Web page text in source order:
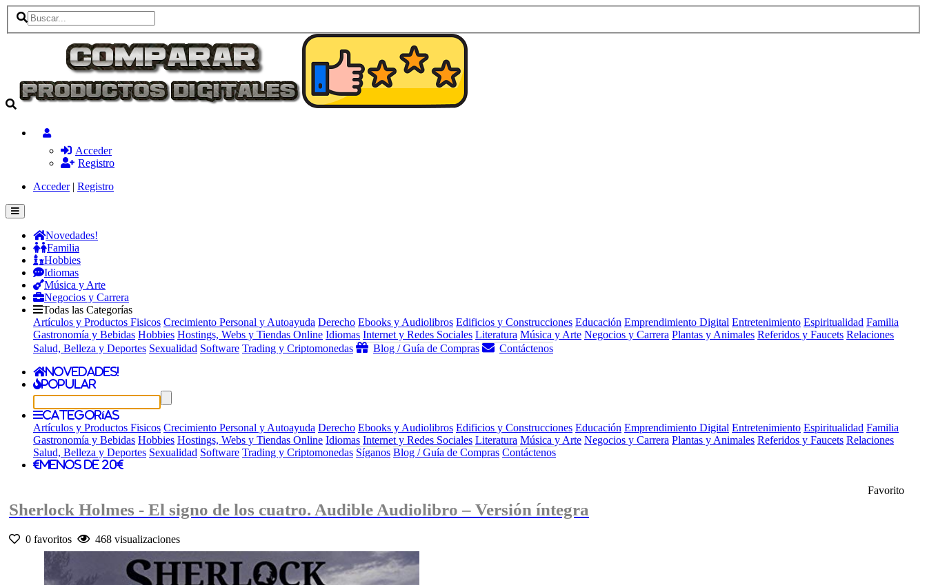
Acceder
Registro
Acceder| Registro
Novedades!
Familia
Hobbies
Idiomas
Música y Arte
Negocios y Carrera
Todas las Categorías
Artículos y Productos Fisicos Crecimiento Personal y Autoayuda Derecho Ebooks y Audiolibros Edificios y Construcciones Educación Emprendimiento Digital Entretenimiento Espiritualidad Familia
Gastronomía y Bebidas Hobbies Hostings, Webs y Tiendas Online Idiomas Internet y Redes Sociales Literatura Música y Arte Negocios y Carrera Plantas y Animales Referidos y Faucets Relaciones
Salud, Belleza y Deportes Sexualidad Software Trading y Criptomonedas Blog / Guía de Compras Contáctenos
Novedades!
Popular
Categorías
Artículos y Productos Fisicos Crecimiento Personal y Autoayuda Derecho Ebooks y Audiolibros Edificios y Construcciones Educación Emprendimiento Digital Entretenimiento Espiritualidad Familia
Gastronomía y Bebidas Hobbies Hostings, Webs y Tiendas Online Idiomas Internet y Redes Sociales Literatura Música y Arte Negocios y Carrera Plantas y Animales Referidos y Faucets Relaciones
Salud, Belleza y Deportes Sexualidad Software Trading y Criptomonedas Síganos Blog / Guía de Compras Contáctenos
Menos de 20€
Sherlock Holmes - El signo de los cuatro. Audible Audiolibro – Versión íntegra
0 favoritos 468 visualizaciones
Favorito